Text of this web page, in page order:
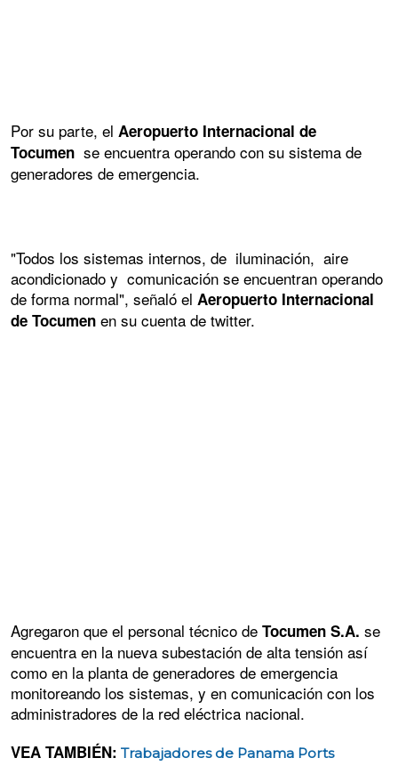
Por su parte, el Aeropuerto Internacional de
Tocumen se encuentra operando con su sistema de
generadores de emergencia.
"Todos los sistemas internos, de iluminación, aire
acondicionado y comunicación se encuentran operando
de forma normal", señaló el Aeropuerto Internacional
de Tocumen en su cuenta de twitter.
Agregaron que el personal técnico de Tocumen S.A. se
encuentra en la nueva subestación de alta tensión así
como en la planta de generadores de emergencia
monitoreando los sistemas, y en comunicación con los
administradores de la red eléctrica nacional.
VEA TAMBIÉN: Trabajadores de Panama Ports